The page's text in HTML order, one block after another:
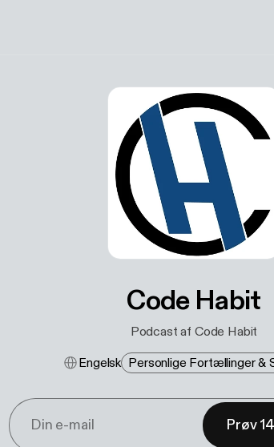
Code Habit
Podcast af Code Habit
Engelsk Personlige Fortællinger &
Prøv